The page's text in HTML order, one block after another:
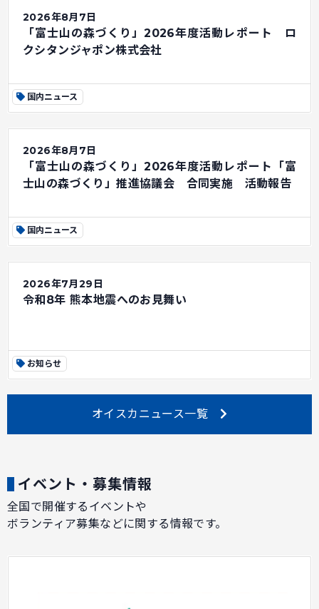
2026年8月7日
「富士山の森づくり」2026年度活動レポート ロ
クシタンジャポン株式会社
国内ニュース
2026年8月7日
「富士山の森づくり」2026年度活動レポート「富
士山の森づくり」推進協議会 合同実施 活動報告
国内ニュース
2026年7月29日
令和8年 熊本地震へのお見舞い
お知らせ
オイスカニュース一覧
イベント・募集情報
全国で開催するイベントや
ボランティア募集などに関する情報です。